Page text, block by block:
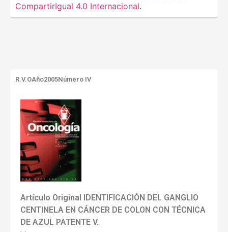
CompartirIgual 4.0 Internacional.
R.V.OAño2005Número IV
Artículo Original IDENTIFICACIÓN DEL GANGLIO
CENTINELA EN CÁNCER DE COLON CON TÉCNICA
DE AZUL PATENTE V.